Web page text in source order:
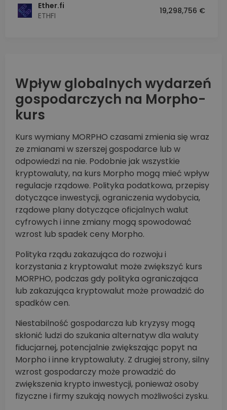
Ether.fi
ETHFI
19,298,756 €
Wpływ globalnych wydarzeń
gospodarczych na Morpho-
kurs
Kurs wymiany MORPHO czasami zmienia się wraz
ze zmianami w szerszej gospodarce lub w
odpowiedzi na nie. Podobnie jak wszystkie
kryptowaluty, na kurs Morpho mogą mieć wpływ
regulacje rządowe. Polityka podatkowa, przepisy
dotyczące inwestycji, ograniczenia wydobycia,
rządowe plany dotyczące oficjalnych walut
cyfrowych i inne zmiany mogą spowodować
wzrost lub spadek ceny Morpho.
Polityka rządu zakazująca do rozwoju i
korzystania z kryptowalut może zwiększyć kurs
MORPHO, podczas gdy polityka ograniczająca
lub zakazująca kryptowalut może prowadzić do
spadków cen.
Niestabilność gospodarcza lub kryzysy mogą
skłonić ludzi do szukania alternatyw dla waluty
fiducjarnej, potencjalnie zwiększając popyt na
Morpho i inne kryptowaluty. Z drugiej strony, silny
wzrost gospodarczy może prowadzić do
zwiększenia krypto inwestycji, ponieważ osoby
fizyczne i firmy szukają nowych możliwości zysku.